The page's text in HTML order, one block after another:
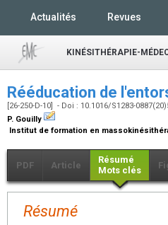
Actualités Revues
KINÉSITHÉRAPIE-
Rééducation de
[26-250-D-10] - Doi : 10.1016/S1283-
P. Gouilly
Institut de formation en
PDF Article
Résumé
Mots clés
Résumé